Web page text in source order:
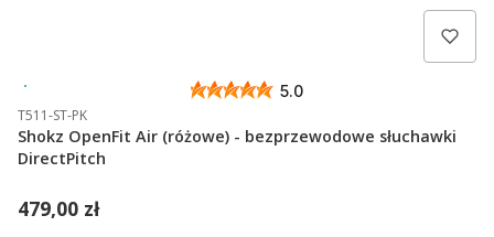
5.0
T511-ST-PK
Shokz OpenFit Air (różowe) - bezprzewodowe słuchawki
DirectPitch
479,00 zł